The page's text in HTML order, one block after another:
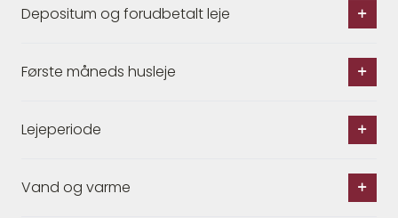
Depositum og forudbetalt leje
Første måneds husleje
Lejeperiode
Vand og varme